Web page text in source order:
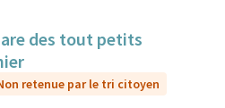
des tout petits
retenue par le tri citoyen